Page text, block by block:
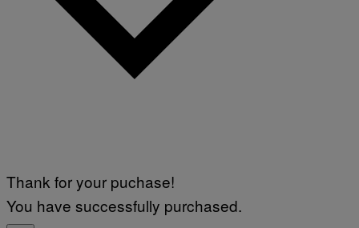
Thank for your puchase!
You have successfully purchased.